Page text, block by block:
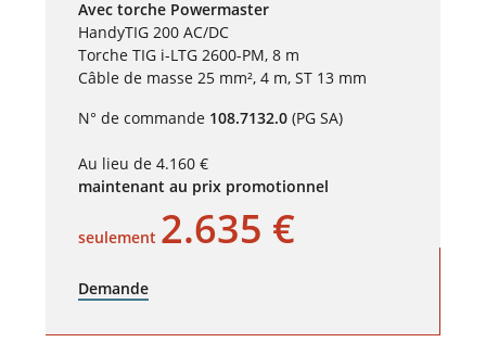
Avec torche Powermaster
HandyTIG 200 AC/DC
Torche TIG i-LTG 2600-PM, 8 m
Câble de masse 25 mm², 4 m, ST 13 mm
N° de commande 108.7132.0(PG SA)
Au lieu de 4.160 €
maintenant au prix promotionnel
seulement 2.635 €
Demande